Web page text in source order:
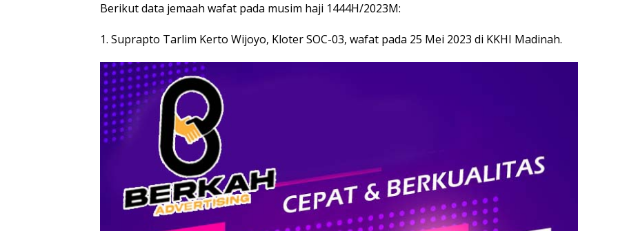
Berikut data jemaah wafat pada musim haji 1444H/2023M:
1. Suprapto Tarlim Kerto Wijoyo, Kloter SOC-03, wafat pada 25 Mei 2023 di KKHI Madinah.